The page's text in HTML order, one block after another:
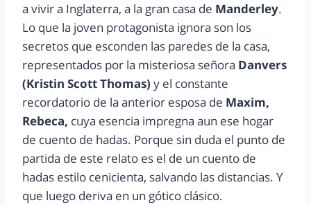
a vivir a Inglaterra, a la gran casa de Manderley.
Lo que la joven protagonista ignora son los
secretos que esconden las paredes de la casa,
representados por la misteriosa señora Danvers
(Kristin Scott Thomas) y el constante
recordatorio de la anterior esposa de Maxim,
Rebeca, cuya esencia impregna aun ese hogar
de cuento de hadas. Porque sin duda el punto de
partida de este relato es el de un cuento de
hadas estilo cenicienta, salvando las distancias. Y
que luego deriva en un gótico clásico.